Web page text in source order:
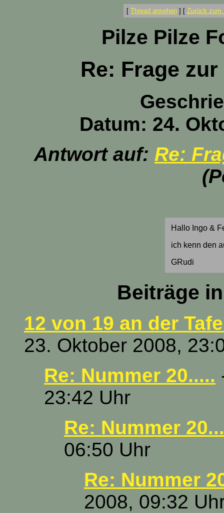
[ Thread ansehen ] [ Zurück zum
Pilze Pilze
Re: Frage
Datum: 24.
Antwort auf: Re:
Hallo Ingo &
ich kenn den
GRudi
Beiträge
12 von 19 an der
23. Oktober 2008,
Re: Nummer 20.....
23:42 Uhr
Re: Nummer
06:50 Uhr
Re: Nummer
2008, 09:32